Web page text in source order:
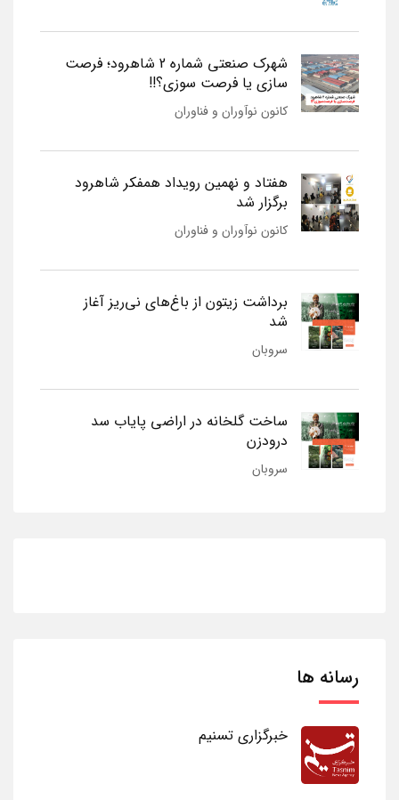
شهرک صنعتی شماره 2 شاهرود؛ فرصت
سازی یا فرصت سوزی؟!!
کانون نوآوران و فناوران
هفتاد و نهمین رویداد همفکر شاهرود
برگزار شد
کانون نوآوران و فناوران
برداشت زیتون از باغ‌های نی‌ریز آغاز
شد
سروبان
ساخت گلخانه در اراضی پایاب سد
درودزن
سروبان
رسانه ها
خبرگزاری تسنیم